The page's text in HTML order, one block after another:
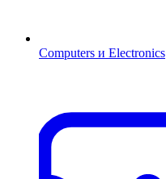
Computers и Electronics